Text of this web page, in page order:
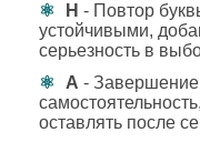
Н - Повтор
устойчивыми,
серьезность в
А - Завершение
оставлять после